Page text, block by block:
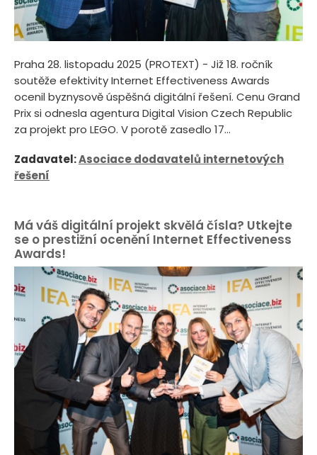
Praha 28. listopadu 2025 (PROTEXT) - Již 18. ročník
soutěže efektivity Internet Effectiveness Awards
ocenil byznysově úspěšná digitální řešení. Cenu Grand
Prix si odnesla agentura Digital Vision Czech Republic
za projekt pro LEGO. V porotě zasedlo 17...
Zadavatel:Asociace dodavatelů internetových
řešení
Má váš digitální projekt skvělá čísla? Utkejte
se o prestižní ocenění Internet Effectiveness
Awards!